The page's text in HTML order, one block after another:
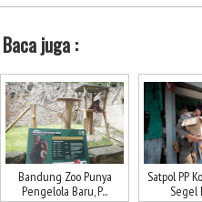
Baca juga :
Bandung Zoo Punya
Pengelola Baru, P...
Satpol PP
Segel